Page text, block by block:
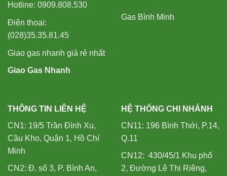
Hotline: 0909.808.530
Điện thoại:
(028)35.35.81.45
Giao gas nhanh giá rẻ nhất
Giao Gas Nhanh
Gas Bình Minh
THÔNG TIN LIÊN HỆ
CN1: 19/5 Trần Đình Xu,
Cầu Kho, Quận 1, Hồ Chí
Minh
CN2: Đ. số 3, P. Bình An,
HỆ THỐNG CHI NHÁNH
CN11: 196 Bình Thới, P.14,
Q.11
CN12: 430/45/1 Khu phố
2, Đường Lê Thị Riêng,